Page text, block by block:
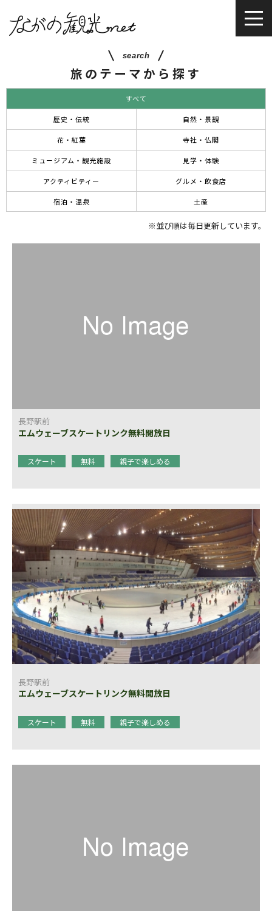
search
旅のテーマから探す
すべて
歴史・伝統 自然・景観
花・紅葉 寺社・仏閣
ミュージアム・観光施設 見学・体験
アクティビティー グルメ・飲食店
宿泊・温泉 土産
※並び順は毎日更新しています。
長野駅前
エムウェーブスケートリンク無料開放日
スケート 無料 親子で楽しめる
長野駅前
エムウェーブスケートリンク無料開放日
スケート 無料 親子で楽しめる